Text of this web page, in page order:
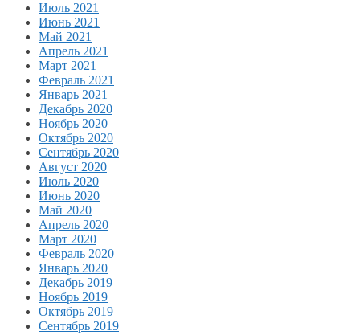
Июль 2021
Июнь 2021
Май 2021
Апрель 2021
Март 2021
Февраль 2021
Январь 2021
Декабрь 2020
Ноябрь 2020
Октябрь 2020
Сентябрь 2020
Август 2020
Июль 2020
Июнь 2020
Май 2020
Апрель 2020
Март 2020
Февраль 2020
Январь 2020
Декабрь 2019
Ноябрь 2019
Октябрь 2019
Сентябрь 2019